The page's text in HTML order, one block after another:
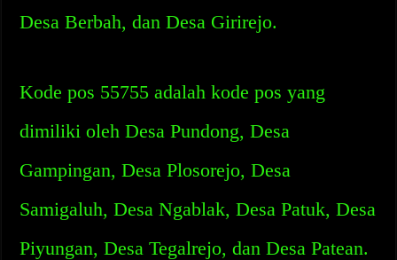
Desa Berbah, dan Desa Girirejo.
Kode pos 55755 adalah kode pos yang
dimiliki oleh Desa Pundong, Desa
Gampingan, Desa Plosorejo, Desa
Samigaluh, Desa Ngablak, Desa Patuk, Desa
Piyungan, Desa Tegalrejo, dan Desa Patean.